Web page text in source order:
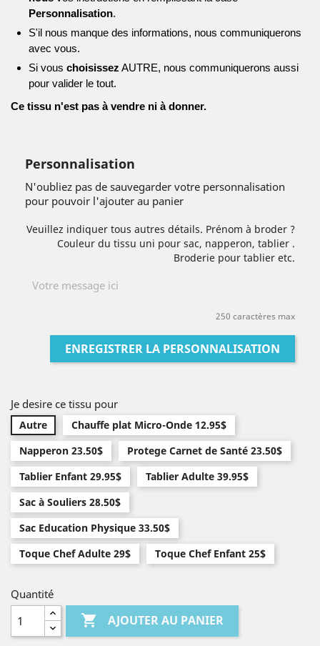
Personnalisation.
S'il nous manque des informations, nous communiquerons
avec vous.
Si vous choisissez AUTRE, nous communiquerons aussi
pour valider le tout.
Ce tissu n'est pas à vendre ni à donner.
Personnalisation
N'oubliez pas de sauvegarder votre personnalisation
pour pouvoir l'ajouter au panier
Veuillez indiquer tous autres détails. Prénom à broder ?
Couleur du tissu uni pour sac, napperon, tablier .
Broderie pour tablier etc.
250 caractères max
ENREGISTRER LA PERSONNALISATION
Je desire ce tissu pour
Autre
Chauffe plat Micro-Onde 12.95$
Napperon 23.50$
Protege Carnet de Santé 23.50$
Tablier Enfant 29.95$
Tablier Adulte 39.95$
Sac à Souliers 28.50$
Sac Education Physique 33.50$
Toque Chef Adulte 29$
Toque Chef Enfant 25$
Quantité
 AJOUTER AU PANIER